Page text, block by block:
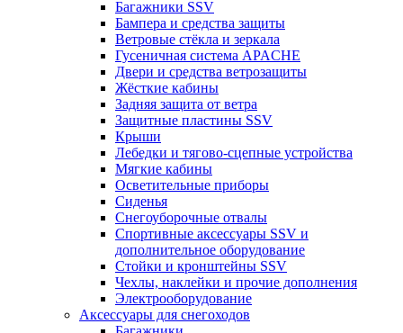
Багажники SSV
Бампера и средства защиты
Ветровые стёкла и зеркала
Гусеничная система APACHE
Двери и средства ветрозащиты
Жёсткие кабины
Задняя защита от ветра
Защитные пластины SSV
Крыши
Лебедки и тягово-сцепные устройства
Мягкие кабины
Осветительные приборы
Сиденья
Снегоуборочные отвалы
Спортивные аксессуары SSV и
дополнительное оборудование
Стойки и кронштейны SSV
Чехлы, наклейки и прочие дополнения
Электрооборудование
Аксессуары для снегоходов